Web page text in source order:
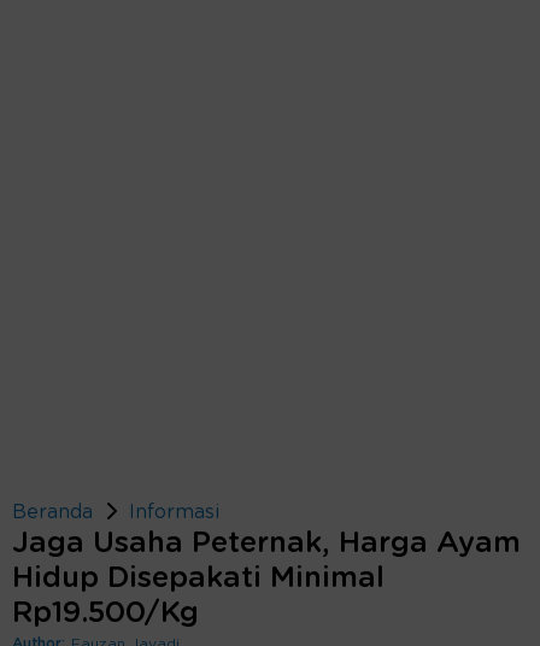
Beranda Informasi
Jaga Usaha Peternak, Harga Ayam
Hidup Disepakati Minimal
Rp19.500/Kg